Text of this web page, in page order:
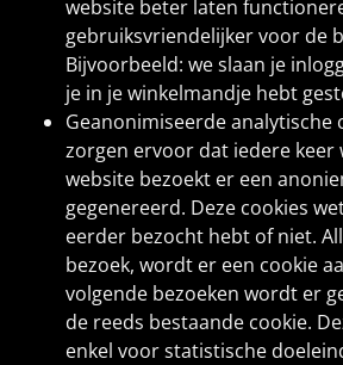
website beter laten
gebruiksvriendelijker voor de
Bijvoorbeeld: we slaan je
je in je winkelmandje hebt
Geanonimiseerde analytische
zorgen ervoor dat iedere keer
website bezoekt er een
gegenereerd. Deze cookies
eerder bezocht hebt of niet.
bezoek, wordt er een cookie
volgende bezoeken wordt er
de reeds bestaande cookie.
enkel voor statistische